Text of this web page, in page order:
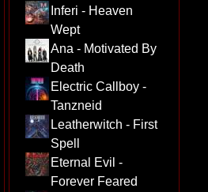
Inferi - Heaven
Wept
Ana - Motivated By
Death
Electric Callboy -
Tanzneid
Leatherwitch - First
Spell
Eternal Evil -
Forever Feared